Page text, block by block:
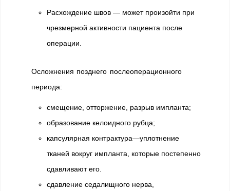
Расхождение швов — может произойти при
чрезмерной активности пациента после
операции.
Осложнения позднего послеоперационного
периода:
смещение, отторжение, разрыв импланта;
образование келоидного рубца;
капсулярная контрактура—уплотнение
тканей вокруг импланта, которые постепенно
сдавливают его.
сдавление седалищного нерва,